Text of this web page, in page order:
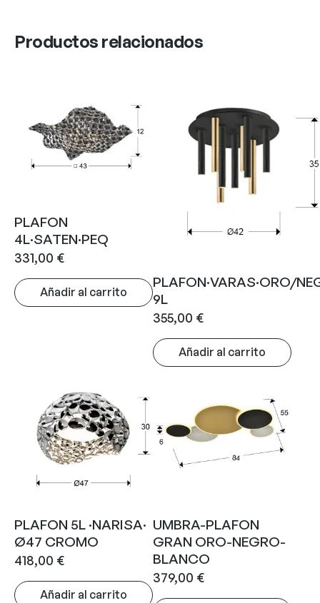
Productos relacionados
PLAFON
4L·SATEN·PEQ
331,00 €
Añadir al carrito
PLAFON·VARAS·ORO/
9L
355,00 €
Añadir al carrito
PLAFON 5L ·NARISA·
Ø47 CROMO
418,00 €
Añadir al carrito
UMBRA-PLAFON
GRAN ORO-NEGRO-
BLANCO
379,00 €